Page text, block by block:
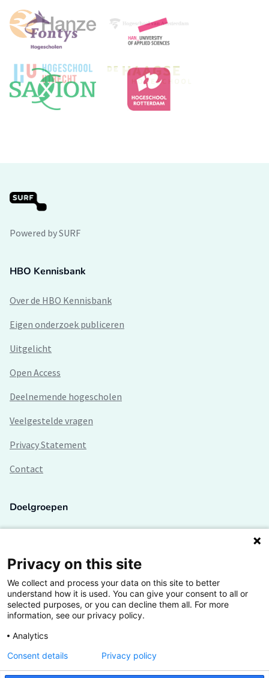
Powered by SURF
HBO Kennisbank
Over de HBO Kennisbank
Eigen onderzoek publiceren
Uitgelicht
Open Access
Deelnemende hogescholen
Veelgestelde vragen
Privacy Statement
Contact
Doelgroepen
Lectoren en onderzoekers
Bedrijven
Hogescholen
De grootste kennisbank van het HBO
Privacy on this site
We collect and process your data on this site to better
understand how it is used. You can give your consent to all or
selected purposes, or you can decline them all. For more
information, see our privacy policy.
Analytics
Consent details
Privacy policy